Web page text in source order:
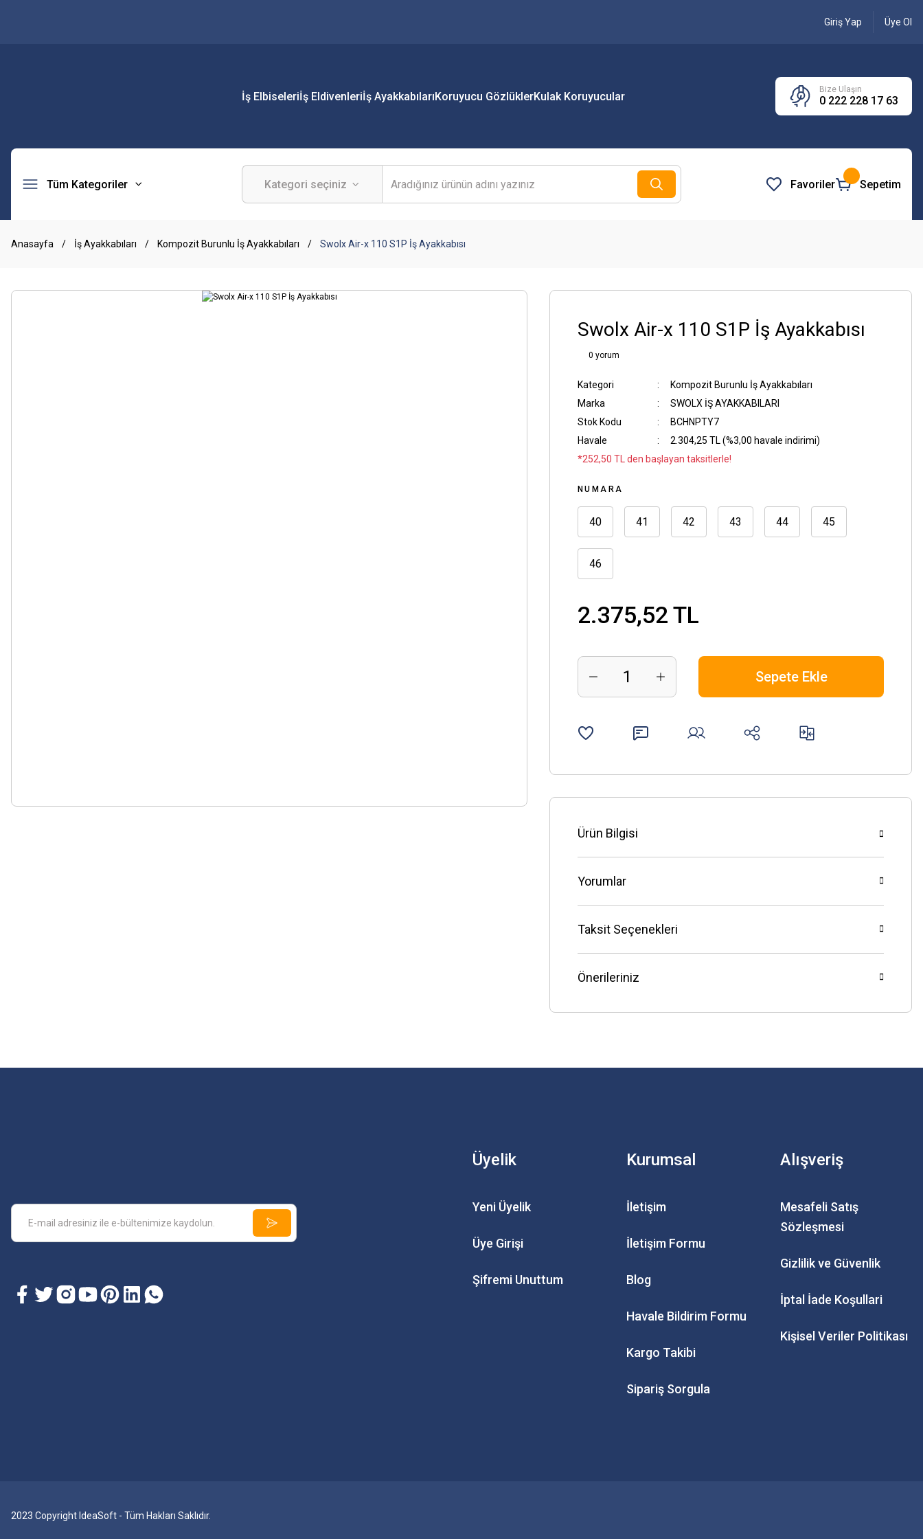
Giriş Yap Üye Ol
İş Elbiseleriİş Eldivenleriİş AyakkabılarıKoruyucu GözlüklerKulak Koruyucular
Bize Ulaşın
0 222 228 17 63
Tüm Kategoriler Favoriler Sepetim
Anasayfa İş Ayakkabıları Kompozit Burunlu İş Ayakkabıları Swolx Air-x 110 S1P İş Ayakkabısı
Swolx Air-x 110 S1P İş Ayakkabısı
0 yorum
Kategori
Kompozit Burunlu İş Ayakkabıları
Marka
SWOLX İŞ AYAKKABILARI
Stok Kodu
BCHNPTY7
Havale
2.304,25 TL (%3,00 havale indirimi)
*252,50 TL den başlayan taksitlerle!
NUMARA
40 41 42 43 44 45
46
2.375,52 TL
Sepete Ekle
Ürün Bilgisi
Yorumlar
Taksit Seçenekleri
Önerileriniz
Üyelik
Yeni Üyelik
Üye Girişi
Şifremi Unuttum
Kurumsal
İletişim
İletişim Formu
Blog
Havale Bildirim Formu
Kargo Takibi
Sipariş Sorgula
Alışveriş
Mesafeli Satış
Sözleşmesi
Gizlilik ve Güvenlik
İptal İade Koşullari
Kişisel Veriler Politikası
2023 Copyright IdeaSoft - Tüm Hakları Saklıdır.